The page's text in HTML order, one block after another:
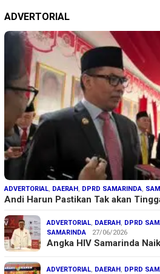
ADVERTORIAL
ADVERTORIAL DAERAH DPRD SAMARINDA
Andi Harun Pastikan Tak akan
ADVERTORIAL DAERAH DPRD
SAMARINDA
27/06/2026
Angka HIV Samarinda
ADVERTORIAL DAERAH DPRD